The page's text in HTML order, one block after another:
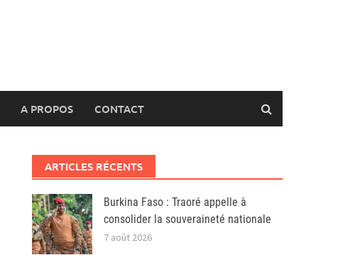
A PROPOS CONTACT
ARTICLES RÉCENTS
Burkina Faso : Traoré appelle à
consolider la souveraineté nationale
7 août 2026